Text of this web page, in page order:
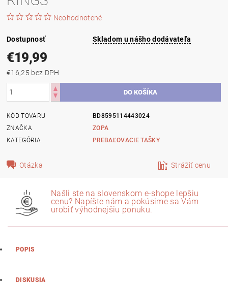
Neohodnotené
Dostupnosť Skladom u nášho dodávateľa
€19,99
€16,25 bez DPH
KÓD TOVARU
BD8595114443024
ZNAČKA
ZOPA
KATEGÓRIA
PREBAĽOVACIE TAŠKY
Otázka Strážiť cenu
Našli ste na slovenskom e-shope lepšiu
cenu? Napíšte nám a pokúsime sa Vám
urobiť výhodnejšiu ponuku.
POPIS
DISKUSIA